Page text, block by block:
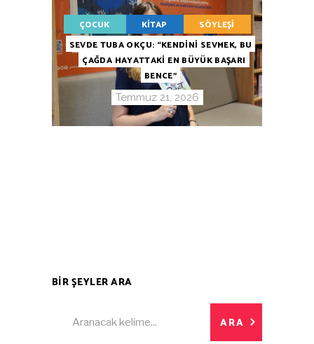
ÇOCUK KITAP
SÖYLEŞI
SEVDE TUBA OKÇU: “KENDİNİ SEVMEK, BU
ÇAĞDA HAYATTAKİ EN BÜYÜK BAŞARI
BENCE”
Temmuz 21, 2026
BİR ŞEYLER ARA
ARA